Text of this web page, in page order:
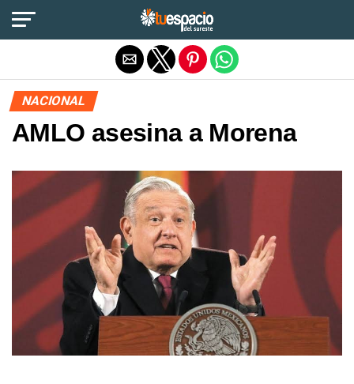
NACIONAL
AMLO asesina a Morena
Salir de la versión móvil